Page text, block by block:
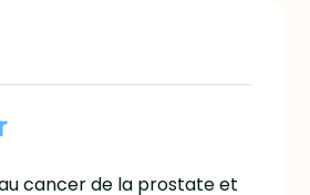
cancer de la prostate et